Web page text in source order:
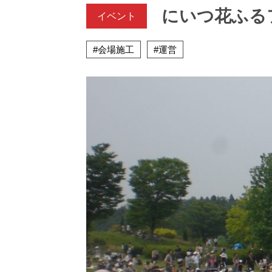
イベント にいつ花ふ
#会場施工 #運営